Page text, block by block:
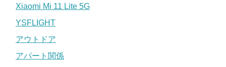
Xiaomi Mi 11 Lite 5G
YSFLIGHT
アウトドア
アパート関係